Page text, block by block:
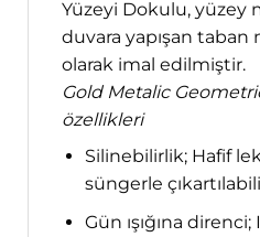
Yüzeyi Dokulu, yüzey
duvara yapışan taban
olarak imal edilmiştir.
Gold Metalic
özellikleri
Silinebilirlik; Hafif
süngerle
Gün ışığına